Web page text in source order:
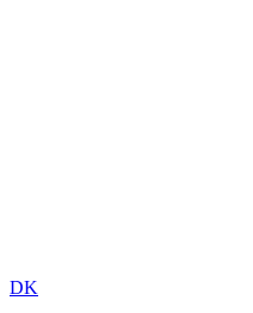
DK